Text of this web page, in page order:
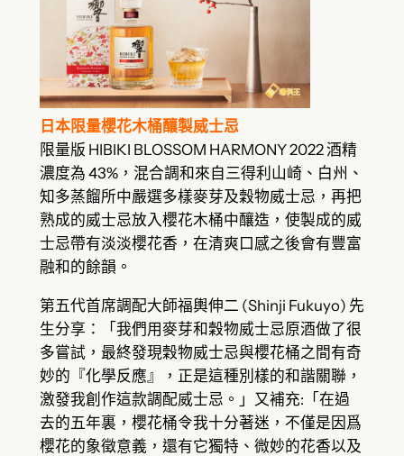
日本限量櫻花木桶釀製威士忌
限量版 HIBIKI BLOSSOM HARMONY 2022 酒精
濃度為 43%，混合調和來自三得利山崎、白州、
知多蒸餾所中嚴選多樣麥芽及穀物威士忌，再把
熟成的威士忌放入櫻花木桶中釀造，使製成的威
士忌帶有淡淡櫻花香，在清爽口感之後會有豐富
融和的餘韻。
第五代首席調配大師福輿伸二 (Shinji Fukuyo) 先
生分享：「我們用麥芽和穀物威士忌原酒做了很
多嘗試，最終發現穀物威士忌與櫻花桶之間有奇
妙的『化學反應』，正是這種別樣的和諧關聯，
激發我創作這款調配威士忌。」又補充:「在過
去的五年裏，櫻花桶令我十分著迷，不僅是因爲
櫻花的象徵意義，還有它獨特、微妙的花香以及